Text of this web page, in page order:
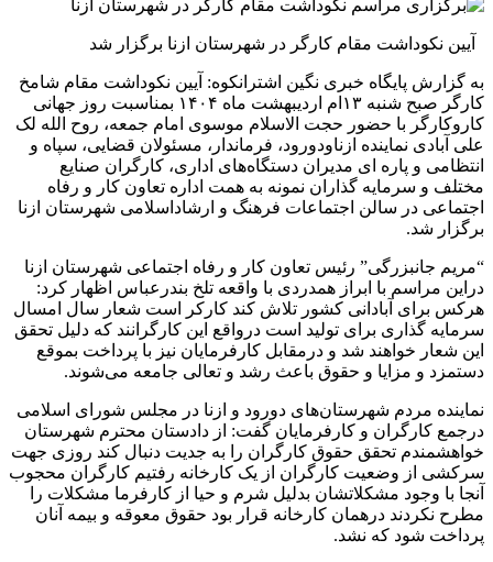
‍ ‍ آیین نکوداشت مقام کارگر در شهرستان ازنا برگزار شد
به گزارش پایگاه خبری نگین اشترانکوه: آیین نکوداشت مقام شامخ
کارگر صبح شنبه ۱۳ام اردیبهشت ماه ۱۴۰۴ بمناسبت روز جهانی
کاروکارگر با حضور حجت الاسلام موسوی امام جمعه، روح الله لک
علی آبادی نماینده ازناودورود، فرماندار، مسئولان قضایی، سپاه و
انتظامی و پاره ای مدیران دستگاه‌های اداری، کارگران صنایع
مختلف و سرمایه گذاران نمونه به همت اداره تعاون کار و رفاه
اجتماعی در سالن اجتماعات فرهنگ و ارشاداسلامی شهرستان ازنا
برگزار شد.
“مریم جانبزرگی” رئیس تعاون کار و رفاه اجتماعی شهرستان ازنا
دراین مراسم با ابراز همدردی با واقعه تلخ بندرعباس اظهار کرد:
هرکس برای آبادانی کشور تلاش کند کارکر است شعار سال امسال
سرمایه گذاری برای تولید است درواقع این کارگرانند که دلیل تحقق
این شعار خواهند شد و درمقابل کارفرمایان نیز با پرداخت بموقع
دستمزد و مزایا و حقوق باعث رشد و تعالی جامعه می‌شوند.
نماینده مردم شهرستان‌های دورود و ازنا در مجلس شورای اسلامی
درجمع کارگران و کارفرمایان گفت: از دادستان محترم شهرستان
خواهشمندم تحقق حقوق کارگران را به جدیت دنبال کند روزی جهت
سرکشی از وضعیت کارگران از یک کارخانه رفتیم کارگران محجوب
آنجا با وجود مشکلاتشان بدلیل شرم و حیا از کارفرما مشکلات را
مطرح نکردند درهمان کارخانه قرار بود حقوق معوقه و بیمه آنان
پرداخت شود که نشد.